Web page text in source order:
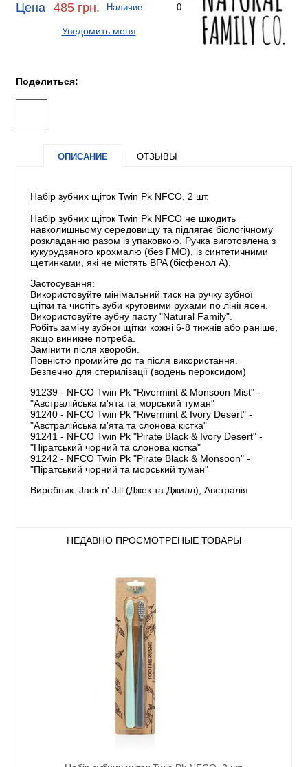
Цена 485 грн. Наличие: 0
Уведомить меня
Поделиться:
ОПИСАНИЕ ОТЗЫВЫ
Набір зубних щіток Twin Pk NFCO, 2 шт.
Набір зубних щіток Twin Pk NFCO не шкодить
навколишньому середовищу та підлягає біологічному
розкладанню разом із упаковкою. Ручка виготовлена ​​з
кукурудзяного крохмалю (без ГМО), із синтетичними
щетинками, які не містять BPA (бісфенол А).
Застосування:
Використовуйте мінімальний тиск на ручку зубної
щітки та чистіть зуби круговими рухами по лінії ясен.
Використовуйте зубну пасту "Natural Family".
Робіть заміну зубної щітки кожні 6-8 тижнів або раніше,
якщо виникне потреба.
Замінити після хвороби.
Повністю промийте до та після використання.
Безпечно для стерилізації (водень пероксидом)
91239 - NFCO Twin Pk "Rivermint & Monsoon Mist" -
"Австралійська м'ята та морський туман"
91240 - NFCO Twin Pk "Rivermint & Ivory Desert" -
"Австралійська м'ята та слонова кістка"
91241 - NFCO Twin Pk "Pirate Black & Ivory Desert" -
"Піратський чорний та слонова кістка"
91242 - NFCO Twin Pk "Pirate Black & Monsoon" -
"Піратський чорний та морський туман"
Виробник: Jack n' Jill (Джек та Джилл), Австралія
НЕДАВНО ПРОСМОТРЕНЫЕ ТОВАРЫ